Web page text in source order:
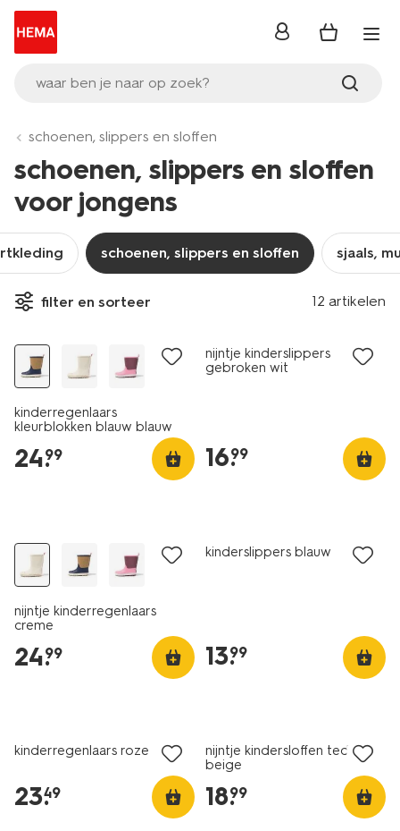
waar ben je naar op zoek?
inloggen
schoenen, slippers en sloffen
schoenen, slippers en sloffen
voor jongens
schoenen, slippers en sloffen sjaals,
filter en sorteer 12 artikelen
kinderregenlaars
kleurblokken blauw blauw
24.
99
nijntje kinderslippers
gebroken wit
16.
99
nijntje kinderregenlaars
creme
24.
99
kinderslippers blauw
13.
99
kinderregenlaars roze
23.
49
nijntje kindersloffen teddy
beige
18.
99